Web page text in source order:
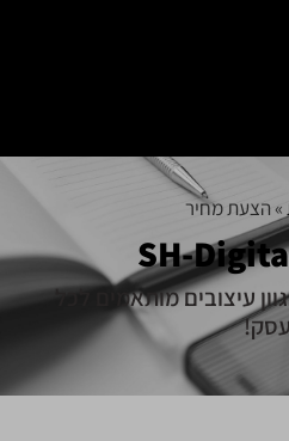
»הצעת מחיר
עיצובים מותאמים לכל
עסק!